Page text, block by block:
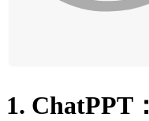
1. ChatPPT